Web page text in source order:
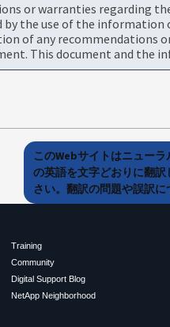
or warranties regarding
the use of the information
of any recommendations
This document and the
このWebサイトはニュー
の英語を文字どおりに翻
さい。翻訳の問題や誤訳
Training
Community
Digital Support Blog
NetApp Neighborhood